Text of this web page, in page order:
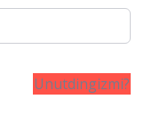
Unutdingizmi?